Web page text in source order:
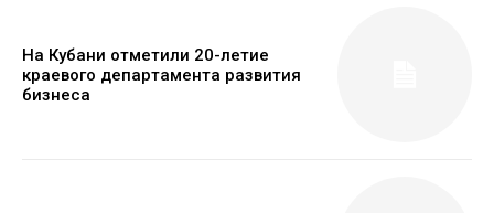
На Кубани отметили 20-летие
краевого департамента развития
бизнеса